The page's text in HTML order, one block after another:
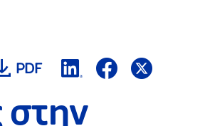
PDF